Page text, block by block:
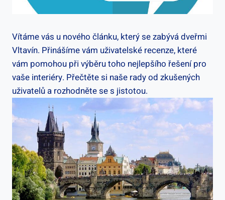
Vítáme vás u nového článku, který se zabývá dveřmi
Vltavín. Přinášíme vám uživatelské recenze, které
vám pomohou při výběru toho nejlepšího řešení pro
vaše interiéry. Přečtěte si naše rady od zkušených
uživatelů a rozhodněte se s jistotou.